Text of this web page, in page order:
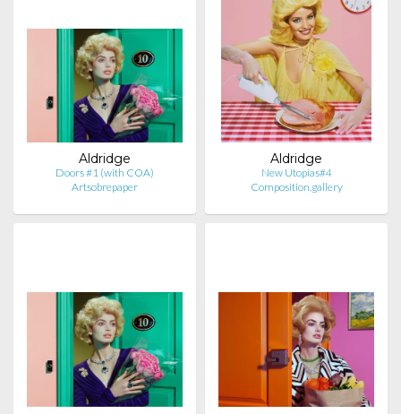
Aldridge
Doors #1 (with COA)
Artsobrepaper
Aldridge
New Utopias#4
Composition.gallery